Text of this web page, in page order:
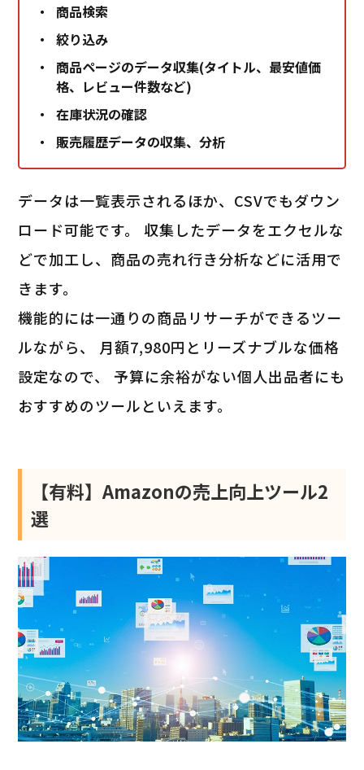
商品検索
絞り込み
商品ページのデータ収集(タイトル、最安値価
格、レビュー件数など)
在庫状況の確認
販売履歴データの収集、分析
データは一覧表示されるほか、CSVでもダウン
ロード可能です。 収集したデータをエクセルな
どで加工し、商品の売れ行き分析などに活用で
きます。
機能的には一通りの商品リサーチができるツー
ルながら、 月額7,980円とリーズナブルな価格
設定なので、 予算に余裕がない個人出品者にも
おすすめのツールといえます。
【有料】Amazonの売上向上ツール2
選